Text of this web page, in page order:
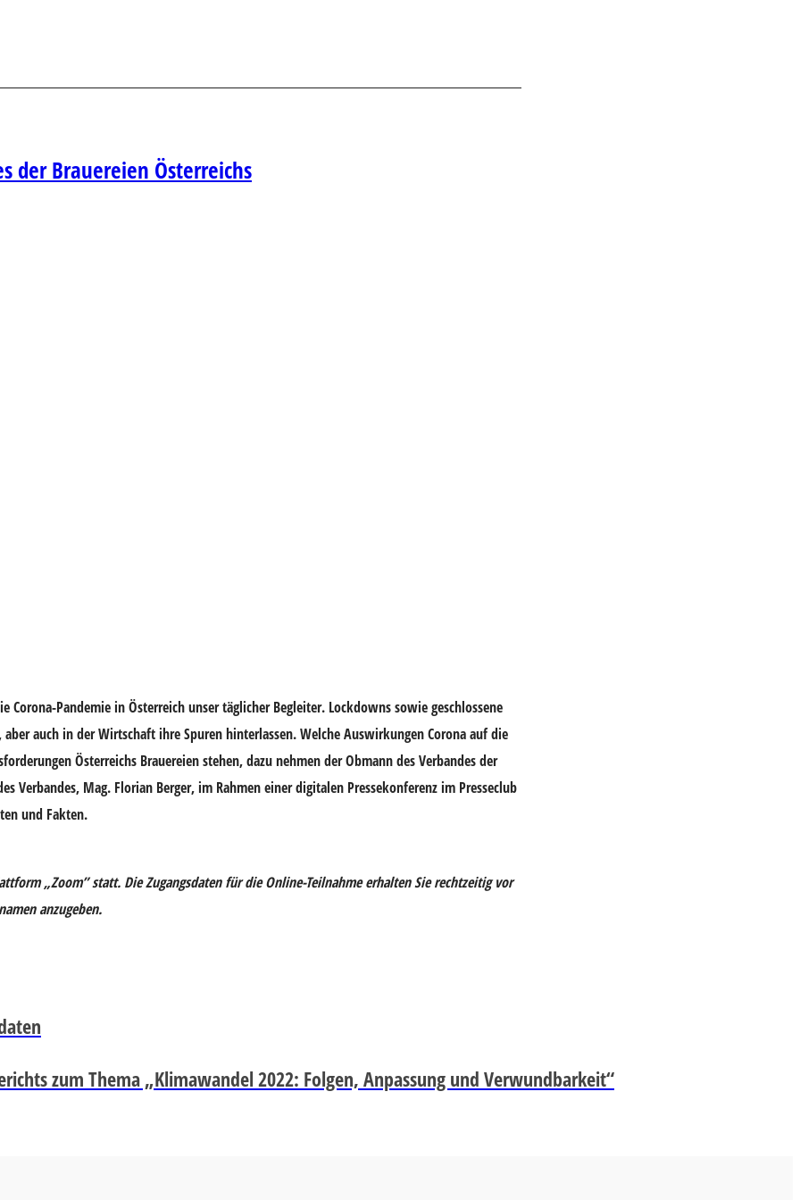
der Brauereien Österreichs
Pandemie in Österreich unser täglicher Begleiter. Lockdowns sowie geschlossene
auch in der Wirtschaft ihre Spuren hinterlassen. Welche Auswirkungen Corona auf die
Österreichs Brauereien stehen, dazu nehmen der Obmann des Verbandes der
Verbandes, Mag. Florian Berger, im Rahmen einer digitalen Pressekonferenz im Presseclub
und Fakten.
„Zoom” statt. Die Zugangsdaten für die Online-Teilnahme erhalten Sie rechtzeitig vor
anzugeben.
zum Thema „Klimawandel 2022: Folgen, Anpassung und Verwundbarkeit“